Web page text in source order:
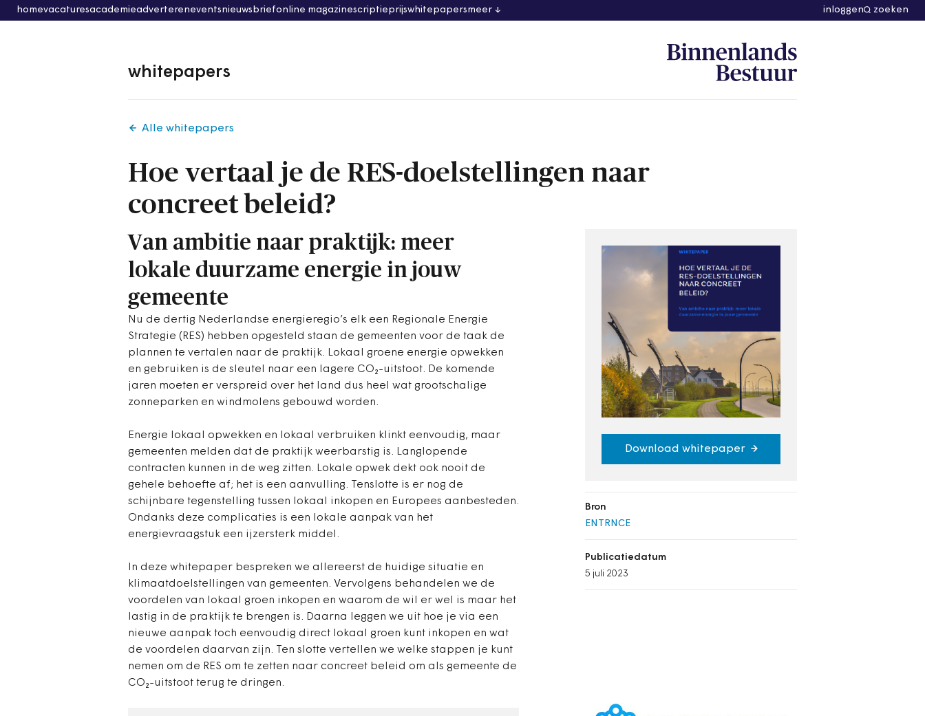
homevacaturesacademieadvertereneventsnieuwsbriefonline magazinescriptieprijswhitepapersmeer inloggen zoeken
whitepapers
Alle whitepapers
Hoe vertaal je de RES-doelstellingen naar
concreet beleid?
Van ambitie naar praktijk: meer
lokale duurzame energie in jouw
gemeente
Nu de dertig Nederlandse energieregio’s elk een Regionale Energie
Strategie (RES) hebben opgesteld staan de gemeenten voor de taak de
plannen te vertalen naar de praktijk. Lokaal groene energie opwekken
en gebruiken is de sleutel naar een lagere CO₂-uitstoot. De komende
jaren moeten er verspreid over het land dus heel wat grootschalige
zonneparken en windmolens gebouwd worden.
Energie lokaal opwekken en lokaal verbruiken klinkt eenvoudig, maar
gemeenten melden dat de praktijk weerbarstig is. Langlopende
contracten kunnen in de weg zitten. Lokale opwek dekt ook nooit de
gehele behoefte af; het is een aanvulling. Tenslotte is er nog de
schijnbare tegenstelling tussen lokaal inkopen en Europees aanbesteden.
Ondanks deze complicaties is een lokale aanpak van het
energievraagstuk een ijzersterk middel.
In deze whitepaper bespreken we allereerst de huidige situatie en
klimaatdoelstellingen van gemeenten. Vervolgens behandelen we de
voordelen van lokaal groen inkopen en waarom de wil er wel is maar het
lastig in de praktijk te brengen is. Daarna leggen we uit hoe je via een
nieuwe aanpak toch eenvoudig direct lokaal groen kunt inkopen en wat
de voordelen daarvan zijn. Ten slotte vertellen we welke stappen je kunt
nemen om de RES om te zetten naar concreet beleid om als gemeente de
CO₂-uitstoot terug te dringen.
Download whitepaper
Bron
ENTRNCE
Publicatiedatum
5 juli 2023